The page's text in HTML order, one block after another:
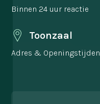
Binnen 24 uur reactie
Toonzaal
Adres & Openingstijden